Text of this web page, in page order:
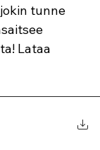
tunne
Lataa